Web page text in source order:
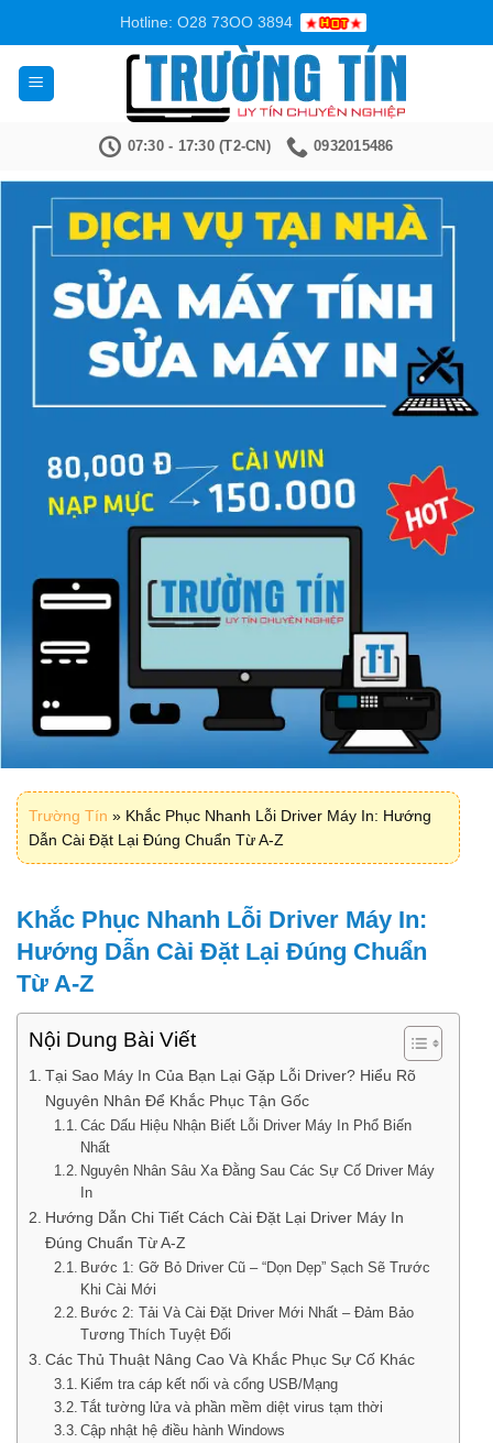
nội
dung
Hotline: O28 73OO 3894
07:30 - 17:30 (T2-CN) 0932015486
Trường Tín » Khắc Phục Nhanh Lỗi Driver Máy In: Hướng
Dẫn Cài Đặt Lại Đúng Chuẩn Từ A-Z
Khắc Phục Nhanh Lỗi Driver Máy In:
Hướng Dẫn Cài Đặt Lại Đúng Chuẩn
Từ A-Z
Nội Dung Bài Viết
Tại Sao Máy In Của Bạn Lại Gặp Lỗi Driver? Hiểu Rõ
Nguyên Nhân Để Khắc Phục Tận Gốc
Các Dấu Hiệu Nhận Biết Lỗi Driver Máy In Phổ Biến
Nhất
Nguyên Nhân Sâu Xa Đằng Sau Các Sự Cố Driver Máy
In
Hướng Dẫn Chi Tiết Cách Cài Đặt Lại Driver Máy In
Đúng Chuẩn Từ A-Z
Bước 1: Gỡ Bỏ Driver Cũ – “Dọn Dẹp” Sạch Sẽ Trước
Khi Cài Mới
Bước 2: Tải Và Cài Đặt Driver Mới Nhất – Đảm Bảo
Tương Thích Tuyệt Đối
Các Thủ Thuật Nâng Cao Và Khắc Phục Sự Cố Khác
Kiểm tra cáp kết nối và cổng USB/Mạng
Tắt tường lửa và phần mềm diệt virus tạm thời
Cập nhật hệ điều hành Windows